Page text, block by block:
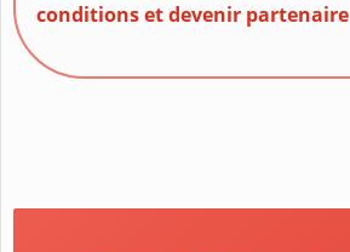
conditions et devenir partenaire